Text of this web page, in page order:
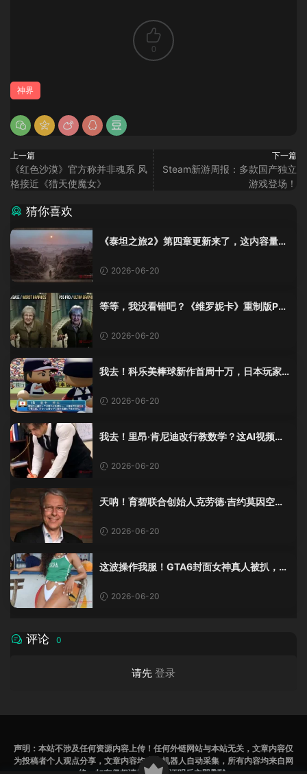
0
神界
上一篇
《红色沙漠》官方称并非魂系 风
格接近《猎天使魔女》
下一篇
Steam新游周报：多款国产独立
游戏登场！
猜你喜欢
《泰坦之旅2》第四章更新来了，这内容量感
2026-06-20
等等，我没看错吧？《维罗妮卡》重制版PS
2026-06-20
我去！科乐美棒球新作首周十万，日本玩家
2026-06-20
我去！里昂·肯尼迪改行教数学？这AI视频全
2026-06-20
天呐！育碧联合创始人克劳德·吉约莫因空难
2026-06-20
这波操作我服！GTA6封面女神真人被扒，网
2026-06-20
评论 0
请先 登录
声明：本站不涉及任何资源内容上传！任何外链网站与本站无关，文章内容仅
为投稿者个人观点分享，文章内容均来为机器人自动采集，所有内容均来自网